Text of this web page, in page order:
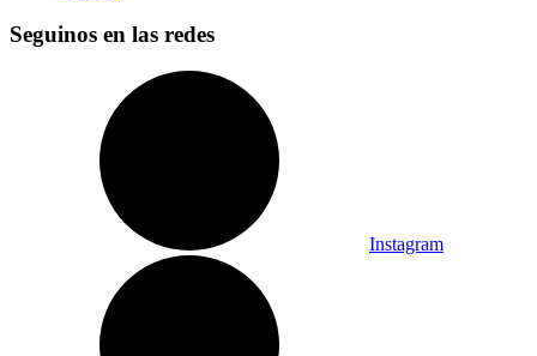
Seguinos en las redes
Instagram